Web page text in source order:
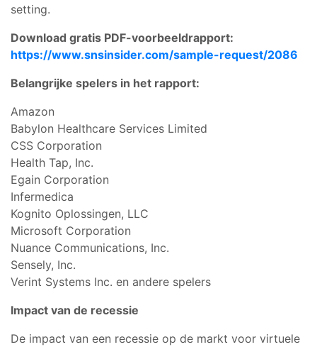
setting.
Download gratis PDF-voorbeeldrapport:
https://www.snsinsider.com/sample-request/2086
Belangrijke spelers in het rapport:
Amazon
Babylon Healthcare Services Limited
CSS Corporation
Health Tap, Inc.
Egain Corporation
Infermedica
Kognito Oplossingen, LLC
Microsoft Corporation
Nuance Communications, Inc.
Sensely, Inc.
Verint Systems Inc. en andere spelers
Impact van de recessie
De impact van een recessie op de markt voor virtuele